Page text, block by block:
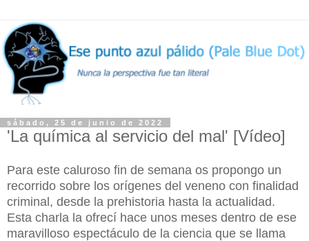
sábado, 25 de junio de 2022
'La química al servicio del mal' [Vídeo]
Para este caluroso fin de semana os propongo un
recorrido sobre los orígenes del veneno con finalidad
criminal, desde la prehistoria hasta la actualidad.
Esta charla la ofrecí hace unos meses dentro de ese
maravilloso espectáculo de la ciencia que se llama